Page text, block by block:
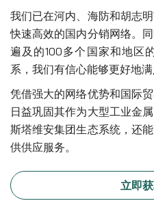
我们已在河内、海防和胡志
快速高效的国内分销网络。
遍及的100多个国家和地区
系，我们有信心能够更好地满
凭借强大的网络优势和国际
日益巩固其作为大型工业金
斯塔维安集团生态系统，还
供供应服务。
立即